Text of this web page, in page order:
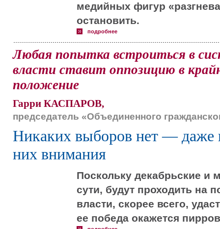
медийных фигур
остановить.
подробнее
Любая попытка встроиться в
власти ставит оппозицию в
положение
Гарри КАСПАРОВ,
председатель «Объединенного
Никаких выборов нет — даже
них внимания
Поскольку декабрьские и
сути, будут проходить на
власти, скорее всего,
ее победа окажется